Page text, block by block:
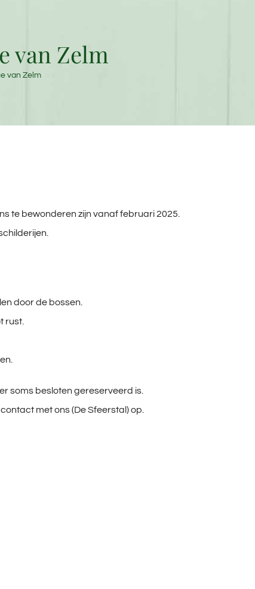
van Zelm
van Zelm
te bewonderen zijn vanaf februari 2025.
door de bossen.
rust.
soms besloten gereserveerd is.
met ons (De Sfeerstal) op.